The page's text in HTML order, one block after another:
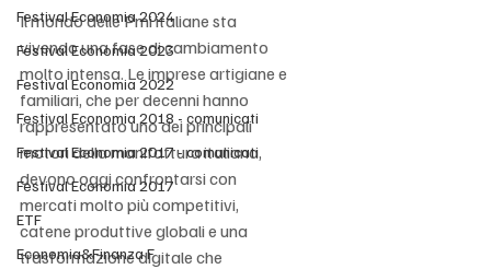
Festival Economia 2024
Festival Economia 2023
Festival Economia 2022
Festival Economia 2018 - comunicati
Festival Economia 2017 - comunicati
Festival Economia 2017
ETF
Economia&Finanza F
Il mondo delle Pmi italiane sta
vivendo una fase di cambiamento
molto intensa. Le imprese artigiane e
familiari, che per decenni hanno
rappresentato uno dei principali
motori della manifattura italiana,
devono oggi confrontarsi con
mercati molto più competitivi,
catene produttive globali e una
trasformazione digitale che